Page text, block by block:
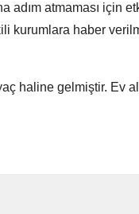
adım atmaması için
kurumlara haber
haline gelmiştir. Ev